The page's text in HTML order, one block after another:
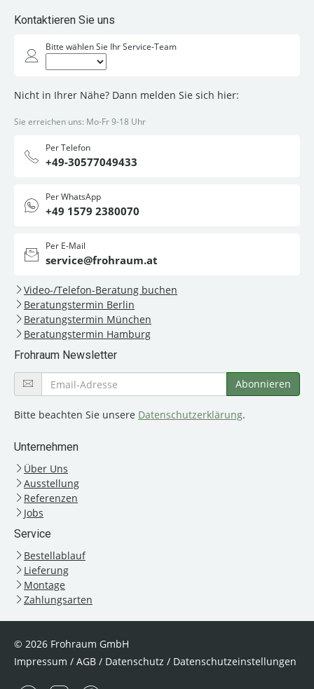
Kontaktieren Sie uns
Bitte wählen Sie Ihr Service-Team
Nicht in Ihrer Nähe? Dann melden Sie sich hier:
Sie erreichen uns: Mo-Fr 9-18 Uhr
Per Telefon
+49-30577049433
Per WhatsApp
+49 1579 2380070
Per E-Mail
service@frohraum.at
Video-/Telefon-Beratung buchen
Beratungstermin Berlin
Beratungstermin München
Beratungstermin Hamburg
Frohraum Newsletter
Bitte beachten Sie unsere Datenschutzerklärung.
Unternehmen
Über Uns
Ausstellung
Referenzen
Jobs
Service
Bestellablauf
Lieferung
Montage
Zahlungsarten
© 2026 Frohraum GmbH
Impressum / AGB / Datenschutz / Datenschutzeinstellungen